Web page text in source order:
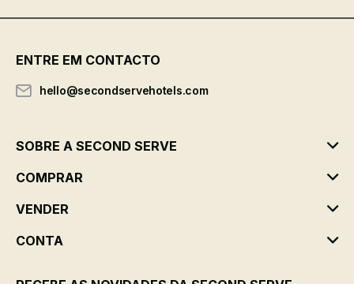
ENTRE EM CONTACTO
hello@secondservehotels.com
SOBRE A SECOND SERVE
COMPRAR
VENDER
CONTA